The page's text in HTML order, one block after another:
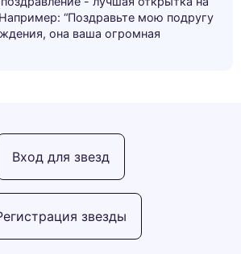
“Поздравьте мою подругу
она ваша огромная
звезды
Вход для звезд